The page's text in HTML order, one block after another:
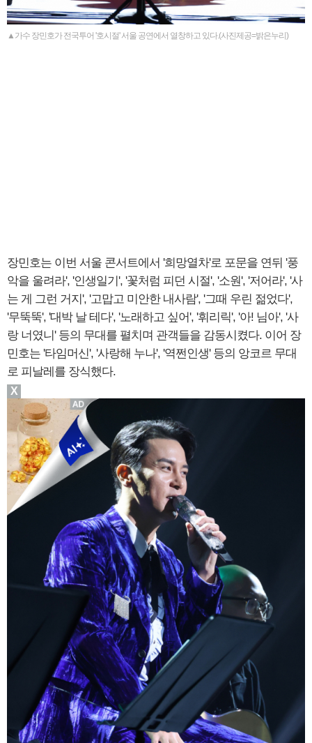
▲가수 장민호가 전국투어 '호시절' 서울 공연에서 열창하고 있다.(사진제공=밝은누리)
장민호는 이번 서울 콘서트에서 '희망열차'로 포문을 연뒤 '풍
악을 울려라', '인생일기', '꽃처럼 피던 시절', '소원', '저어라', '사
는 게 그런 거지', '고맙고 미안한 내사람', '그때 우린 젊었다',
'무뚝뚝', '대박 날 테다', '노래하고 싶어', '휘리릭', '아! 님아', '사
랑 너였니' 등의 무대를 펼치며 관객들을 감동시켰다. 이어 장
민호는 '타임머신', '사랑해 누나', '역쩐인생' 등의 앙코르 무대
로 피날레를 장식했다.
X